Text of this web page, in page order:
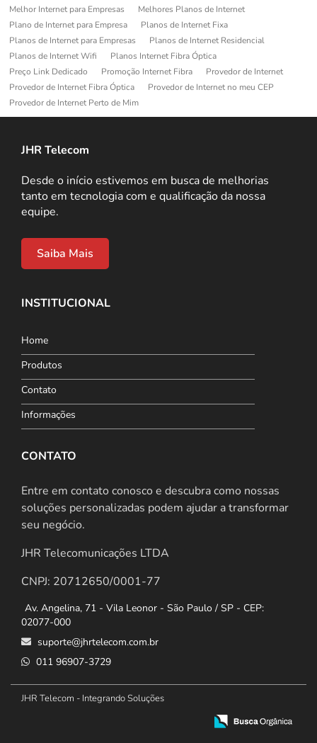
Melhor Internet para Empresas
Melhores Planos de Internet
Plano de Internet para Empresa
Planos de Internet Fixa
Planos de Internet para Empresas
Planos de Internet Residencial
Planos de Internet Wifi
Planos Internet Fibra Óptica
Preço Link Dedicado
Promoção Internet Fibra
Provedor de Internet
Provedor de Internet Fibra Óptica
Provedor de Internet no meu CEP
Provedor de Internet Perto de Mim
JHR Telecom
Desde o início estivemos em busca de melhorias
tanto em tecnologia com e qualificação da nossa
equipe.
Saiba Mais
INSTITUCIONAL
Home
Produtos
Contato
Informações
CONTATO
Entre em contato conosco e descubra como nossas
soluções personalizadas podem ajudar a transformar
seu negócio.
JHR Telecomunicações LTDA
CNPJ: 20712650/0001-77
Av. Angelina, 71 - Vila Leonor - São Paulo / SP - CEP:
02077-000
suporte@jhrtelecom.com.br
011 96907-3729
JHR Telecom - Integrando Soluções